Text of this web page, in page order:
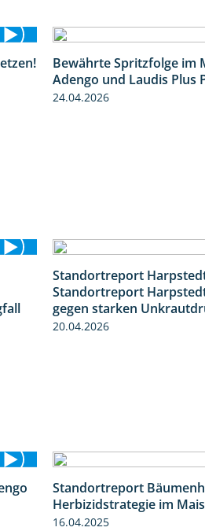
Bewährte Spritzfolge im
Adengo und Laudis Plus
24.04.2026
Standortreport
Standortreport
gegen starken
20.04.2026
Standortreport
Herbizidstrategie im Mais
16.04.2025